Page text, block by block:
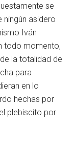
se
ningún asidero
Iván
todo momento,
la totalidad de
para
en lo
hechas por
plebiscito por